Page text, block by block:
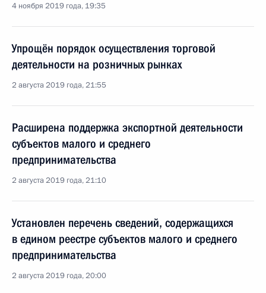
4 ноября 2019 года, 19:35
Упрощён порядок осуществления торговой
деятельности на розничных рынках
2 августа 2019 года, 21:55
Расширена поддержка экспортной деятельности
субъектов малого и среднего
предпринимательства
2 августа 2019 года, 21:10
Установлен перечень сведений, содержащихся
в едином реестре субъектов малого и среднего
предпринимательства
2 августа 2019 года, 20:00